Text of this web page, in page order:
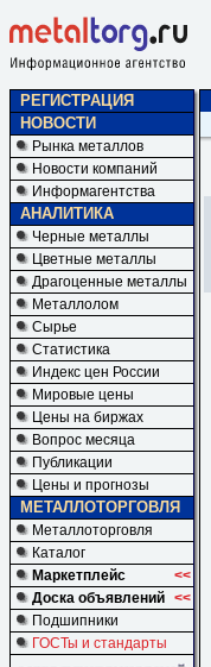
РЕГИСТРАЦИЯ
НОВОСТИ
Рынка металлов
Новости компаний
Информагентства
АНАЛИТИКА
Черные металлы
Цветные металлы
Драгоценные металлы
Металлолом
Сырье
Статистика
Индекс цен России
Мировые цены
Цены на биржах
Вопрос месяца
Публикации
Цены и прогнозы
МЕТАЛЛОТОРГОВЛЯ
Металлоторговля
Каталог
Маркетплейс
<<
Доска объявлений <<
Подшипники
ГОСТы и стандарты